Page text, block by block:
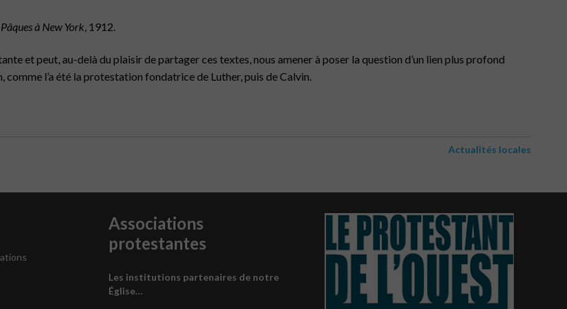
à New York, 1912.
et peut, au-delà du plaisir de partager ces textes, nous amener à poser la question d’un lien plus profond
l’a été la protestation fondatrice de Luther, puis de Calvin.
Actualités locales
Associations
protestantes
Les institutions partenaires de notre
Église…